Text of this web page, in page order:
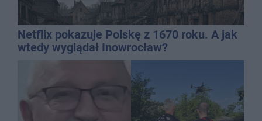
Netflix pokazuje Polskę z 1670 roku. A jak
wtedy wyglądał Inowrocław?